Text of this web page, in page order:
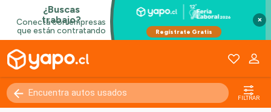
×
FILTRAR
Kilómetros 0 - 250000+